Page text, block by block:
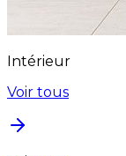
Intérieur
Voir tous